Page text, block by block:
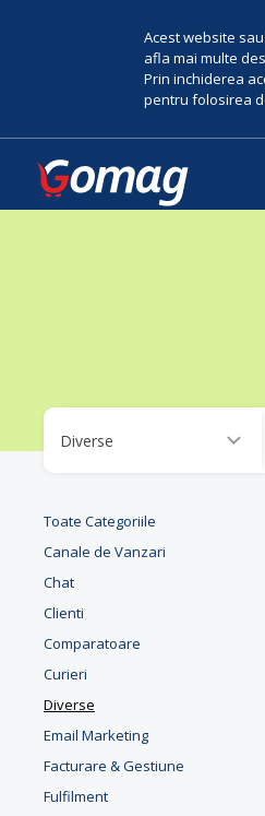
Acest website
afla mai multe
Prin inchiderea
pentru folosirea
Toate Categoriile
Canale de Vanzari
Chat
Clienti
Comparatoare
Curieri
Diverse
Email Marketing
Facturare & Gestiune
Fulfilment